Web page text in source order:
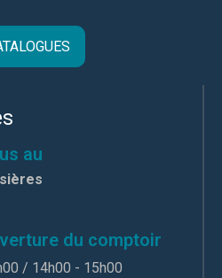
au
du comptoir
/ 14h00 - 15h00